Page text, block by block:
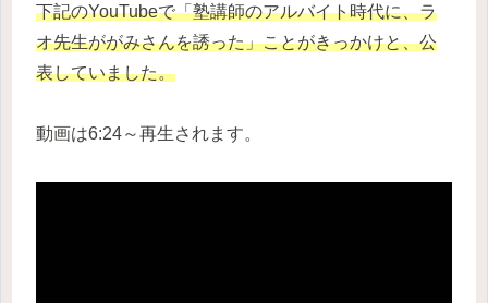
下記のYouTubeで「塾講師のアルバイト時代に、ラ
オ先生ががみさんを誘った」ことがきっかけと、公
表していました。
動画は6:24～再生されます。